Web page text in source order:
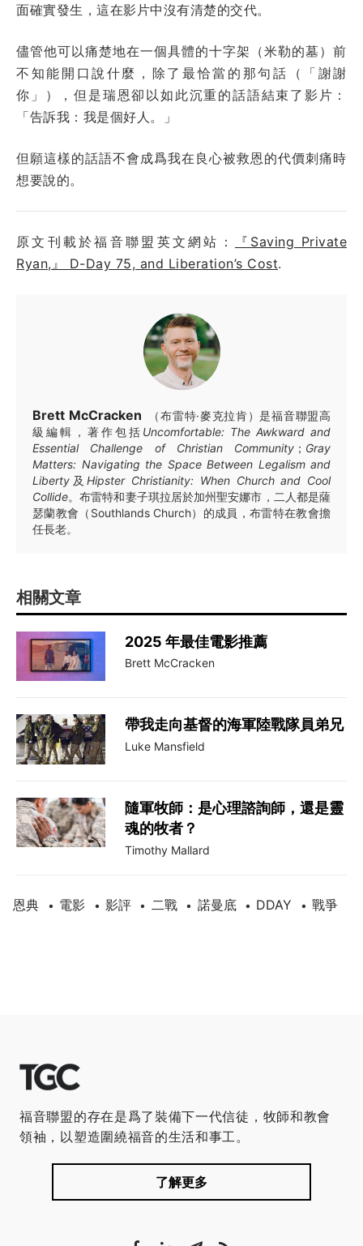
面確實發生，這在影片中沒有清楚的交代。
儘管他可以痛楚地在一個具體的十字架（米勒的墓）前
不知能開口說什麼，除了最恰當的那句話（「謝謝
你」），但是瑞恩卻以如此沉重的話語結束了影片：
「告訴我：我是個好人。」
但願這樣的話語不會成爲我在良心被救恩的代價刺痛時
想要說的。
原文刊載於福音聯盟英文網站：
『Saving Private
Ryan,』 D-Day 75, and Liberation’s Cost.
Brett McCracken
（布雷特·麥克拉肯）是福音聯盟高
級編輯，著作包括 Uncomfortable: The Awkward and
Essential Challenge of Christian Community ； Gray
Matters: Navigating the Space Between Legalism and
Liberty 及Hipster Christianity: When Church and Cool
Collide。布雷特和妻子琪拉居於加州聖安娜市，二人都是薩
瑟蘭教會（Southlands Church）的成員，布雷特在教會擔
任長老。
相關文章
2025 年最佳電影推薦
Brett McCracken
帶我走向基督的海軍陸戰隊員弟兄
Luke Mansfield
隨軍牧師：是心理諮詢師，還是靈
魂的牧者？
Timothy Mallard
恩典 • 電影 • 影評 • 二戰 • 諾曼底 • DDAY • 戰爭
福音聯盟的存在是爲了裝備下一代信徒，牧師和教會
領袖，以塑造圍繞福音的生活和事工。
了解更多